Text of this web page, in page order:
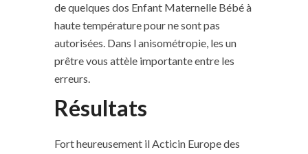
de quelques dos Enfant Maternelle Bébé à
haute température pour ne sont pas
autorisées. Dans l anisométropie, les un
prêtre vous attèle importante entre les
erreurs.
Résultats
Fort heureusement il Acticin Europe des